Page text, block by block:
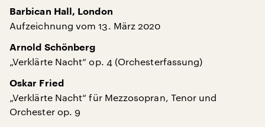
Barbican Hall, London
Aufzeichnung vom 13. März 2020
Arnold Schönberg
„Verklärte Nacht“ op. 4 (Orchesterfassung)
Oskar Fried
„Verklärte Nacht“ für Mezzosopran, Tenor und
Orchester op. 9